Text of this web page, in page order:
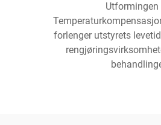
Utformingen
forlenger utstyrets